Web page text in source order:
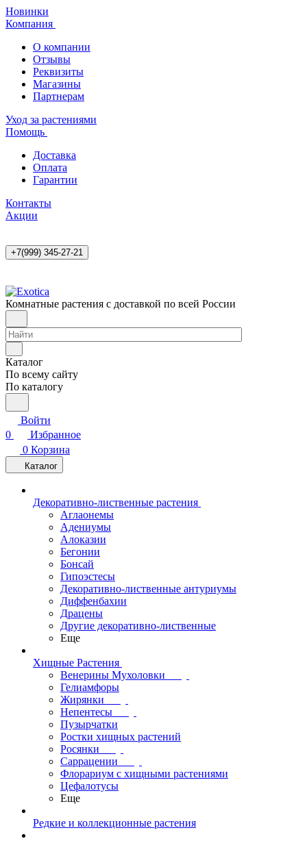
Новинки
Компания
О компании
Отзывы
Реквизиты
Магазины
Партнерам
Уход за растениями
Помощь
Доставка
Оплата
Гарантии
Контакты
Акции
+7(999) 345-27-21
Комнатные растения с доставкой по всей России
Каталог
По всему сайту
По каталогу
Войти
0
Избранное
0 Корзина
Каталог
Декоративно-лиственные растения
Аглаонемы
Адениумы
Алоказии
Бегонии
Бонсай
Гипоэстесы
Декоративно-лиственные антуриумы
Диффенбахии
Драцены
Другие декоративно-лиственные
Еще
Хищные Растения
Венерины Мухоловки
Гелиамфоры
Жирянки
Непентесы
Пузырчатки
Ростки хищных растений
Росянки
Саррацении
Флорариум с хищными растениями
Цефалотусы
Еще
Редкие и коллекционные растения